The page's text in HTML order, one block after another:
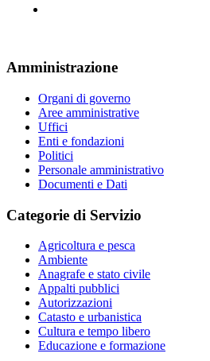
Amministrazione
Organi di governo
Aree amministrative
Uffici
Enti e fondazioni
Politici
Personale amministrativo
Documenti e Dati
Categorie di Servizio
Agricoltura e pesca
Ambiente
Anagrafe e stato civile
Appalti pubblici
Autorizzazioni
Catasto e urbanistica
Cultura e tempo libero
Educazione e formazione